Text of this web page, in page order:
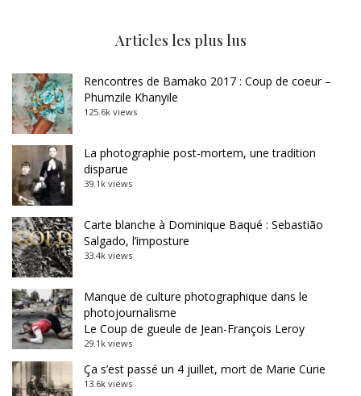
Articles les plus lus
Rencontres de Bamako 2017 : Coup de coeur –
Phumzile Khanyile
125.6k views
La photographie post-mortem, une tradition
disparue
39.1k views
Carte blanche à Dominique Baqué : Sebastião
Salgado, l’imposture
33.4k views
Manque de culture photographique dans le
photojournalisme
Le Coup de gueule de Jean-François Leroy
29.1k views
Ça s’est passé un 4 juillet, mort de Marie Curie
13.6k views